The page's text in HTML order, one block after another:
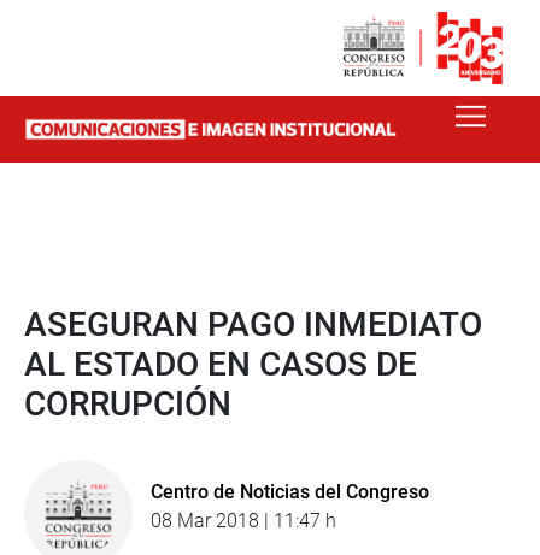
ASEGURAN PAGO INMEDIATO
AL ESTADO EN CASOS DE
CORRUPCIÓN
Centro de Noticias del Congreso
08 Mar 2018 | 11:47 h